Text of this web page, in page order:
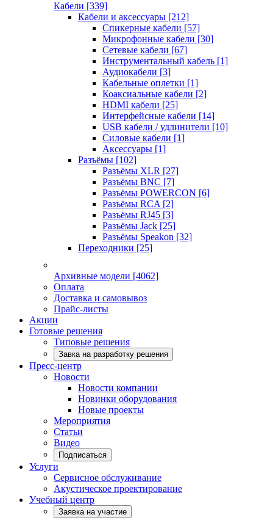
Кабели [339]
Кабели и аксессуары [212]
Спикерные кабели [57]
Микрофонные кабели [30]
Сетевые кабели [67]
Инструментальный кабель [1]
Аудиокабели [3]
Кабельные оплетки [1]
Коаксиальные кабели [2]
HDMI кабели [25]
Интерфейсные кабели [14]
USB кабели / удлинители [10]
Силовые кабели [1]
Аксессуары [1]
Разъёмы [102]
Разъёмы XLR [27]
Разъёмы BNC [7]
Разъёмы POWERCON [6]
Разъёмы RCA [2]
Разъёмы RJ45 [3]
Разъёмы Jack [25]
Разъёмы Speakon [32]
Переходники [25]
Архивные модели [4062]
Оплата
Доставка и самовывоз
Прайс-листы
Акции
Готовые решения
Типовые решения
Завка на разработку решения
Пресс-центр
Новости
Новости компании
Новинки оборудования
Новые проекты
Мероприятия
Статьи
Видео
Подписаться
Услуги
Сервисное обслуживание
Акустическое проектирование
Учебный центр
Заявка на участие